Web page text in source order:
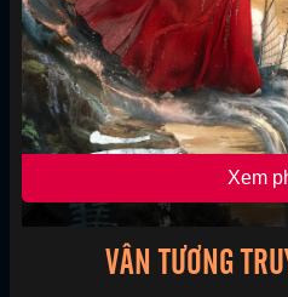
Xem
VÂN TƯƠNG